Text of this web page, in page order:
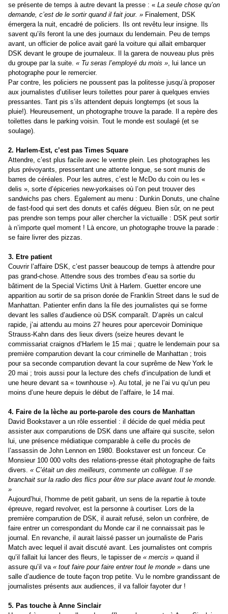
se présente de temps à autre devant la presse : « La seule chose qu’on
demande, c’est de le sortir quand il fait jour. » Finalement, DSK
émergera la nuit, encadré de policiers. Ils ont revêtu leur insigne. Ils
savent qu’ils feront la une des journaux du lendemain. Peu de temps
avant, un officier de police avait garé la voiture qui allait embarquer
DSK devant le groupe de journaleux. Il la garera de nouveau plus près
du groupe par la suite. « Tu seras l’employé du mois », lui lance un
photographe pour le remercier.
Par contre, les policiers ne poussent pas la politesse jusqu’à proposer
aux journalistes d’utiliser leurs toilettes pour parer à quelques envies
pressantes. Tant pis s’ils attendent depuis longtemps (et sous la
pluie!). Heureusement, un photographe trouve la parade. Il a repère des
toilettes dans le parking voisin. Tout le monde est soulagé (et se
soulage).
2. Harlem-Est, c’est pas Times Square
Attendre, c’est plus facile avec le ventre plein. Les photographes les
plus prévoyants, pressentant une attente longue, se sont munis de
barres de céréales. Pour les autres, c’est le McDo du coin ou les «
delis », sorte d’épiceries new-yorkaises où l’on peut trouver des
sandwichs pas chers. Egalement au menu : Dunkin Donuts, une chaîne
de fast-food qui sert des donuts et cafés dégueu. Bien sûr, on ne peut
pas prendre son temps pour aller chercher la victuaille : DSK peut sortir
à n’importe quel moment ! Là encore, un photographe trouve la parade :
se faire livrer des pizzas.
3. Etre patient
Couvrir l’affaire DSK, c’est passer beaucoup de temps à attendre pour
pas grand-chose. Attendre sous des trombes d’eau sa sortie du
bâtiment de la Special Victims Unit à Harlem. Guetter encore une
apparition au sortir de sa prison dorée de Franklin Street dans le sud de
Manhattan. Patienter enfin dans la file des journalistes qui se forme
devant les salles d’audience où DSK comparaît. D’après un calcul
rapide, j’ai attendu au moins 27 heures pour apercevoir Dominique
Strauss-Kahn dans des lieux divers (seize heures devant le
commissariat craignos d’Harlem le 15 mai ; quatre le lendemain pour sa
première comparution devant la cour criminelle de Manhattan ; trois
pour sa seconde comparution devant la cour suprême de New York le
20 mai ; trois aussi pour la lecture des chefs d’inculpation de lundi et
une heure devant sa « townhouse »). Au total, je ne l’ai vu qu’un peu
moins d’une heure depuis le début de l’affaire, le 14 mai.
4. Faire de la lèche au porte-parole des cours de Manhattan
David Bookstaver a un rôle essentiel : il décide de quel média peut
assister aux comparutions de DSK dans une affaire qui suscite, selon
lui, une présence médiatique comparable à celle du procès de
l’assassin de John Lennon en 1980. Bookstaver est un fonceur. Ce
Monsieur 100 000 volts des relations-presse était photographe de faits
divers. « C’était un des meilleurs, commente un collègue. Il se
branchait sur la radio des flics pour être sur place avant tout le monde.
»
Aujourd’hui, l’homme de petit gabarit, un sens de la repartie à toute
épreuve, regard revolver, est la personne à courtiser. Lors de la
première comparution de DSK, il aurait refusé, selon un confrère, de
faire entrer un correspondant du Monde car il ne connaissait pas le
journal. En revanche, il aurait laissé passer un journaliste de Paris
Match avec lequel il avait discuté avant. Les journalistes ont compris
qu’il fallait lui lancer des fleurs, le tapisser de « mercis » quand il
assure qu’il va « tout faire pour faire entrer tout le monde » dans une
salle d’audience de toute façon trop petite. Vu le nombre grandissant de
journalistes présents aux audiences, il va falloir fayoter dur !
5. Pas touche à Anne Sinclair